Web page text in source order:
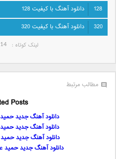
128
دانلود آهنگ با کیفیت 128
320
دانلود آهنگ با کیفیت 320
لینک کوتاه‌ :
مطالب مرتبط
Posts:
دانلود آهنگ جدید
دانلود آهنگ جدید
دانلود آهنگ جدید
دانلود آهنگ جدید حمید